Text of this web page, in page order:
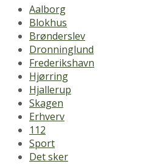
Aalborg
Blokhus
Brønderslev
Dronninglund
Frederikshavn
Hjørring
Hjallerup
Skagen
Erhverv
112
Sport
Det sker